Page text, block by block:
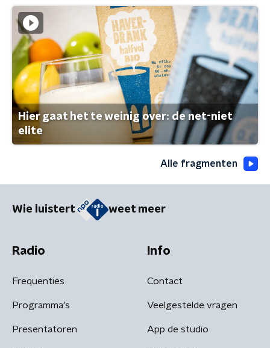
Hier gaat het te weinig over: de net-niet
elite
Alle fragmenten
Wie luistert weet meer
Radio
Frequenties
Programma's
Presentatoren
Info
Contact
Veelgestelde vragen
App de studio